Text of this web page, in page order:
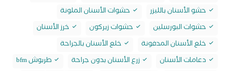
حشو الأسنان بالليزر
حشوات الأسنان الملونة
حشوات البورسلين
حشوات زيركون
خرز الأسنان
خلع الأسنان المدفونة
خلع الأسنان بالجراحة
دعامات الأسنان
زرع الأسنان بدون جراحة
طربوش bfm